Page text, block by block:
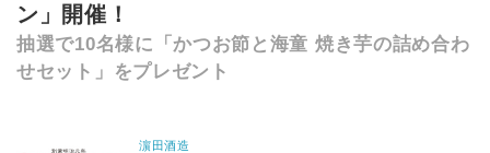
ン」開催！
抽選で10名様に「かつお節と海童 焼き芋の詰め合わ
せセット」をプレゼント
濵田酒造